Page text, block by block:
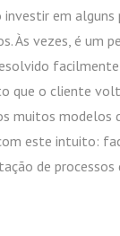
investir em alguns
Às vezes, é um
que o cliente
muitos modelos
este intuito:
de